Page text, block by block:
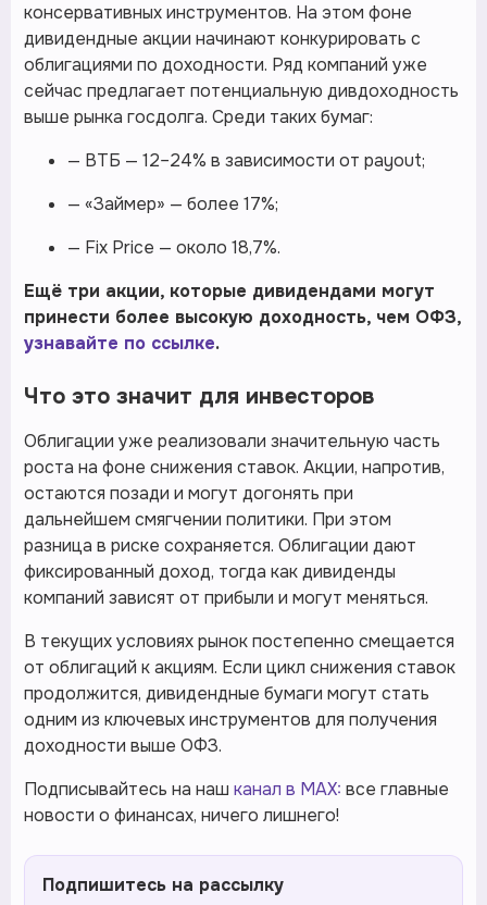
консервативных инструментов. На этом фоне
дивидендные акции начинают конкурировать с
облигациями по доходности. Ряд компаний уже
сейчас предлагает потенциальную дивдоходность
выше рынка госдолга. Среди таких бумаг:
— ВТБ — 12–24% в зависимости от payout;
— «Займер» — более 17%;
— Fix Price — около 18,7%.
Ещё три акции, которые дивидендами могут
принести более высокую доходность, чем ОФЗ,
узнавайте по ссылке.
Что это значит для инвесторов
Облигации уже реализовали значительную часть
роста на фоне снижения ставок. Акции, напротив,
остаются позади и могут догонять при
дальнейшем смягчении политики. При этом
разница в риске сохраняется. Облигации дают
фиксированный доход, тогда как дивиденды
компаний зависят от прибыли и могут меняться.
В текущих условиях рынок постепенно смещается
от облигаций к акциям. Если цикл снижения ставок
продолжится, дивидендные бумаги могут стать
одним из ключевых инструментов для получения
доходности выше ОФЗ.
Подписывайтесь на наш канал в MAX: все главные
новости о финансах, ничего лишнего!
Подпишитесь на рассылку